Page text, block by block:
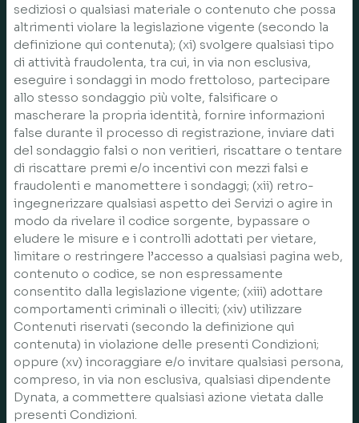
sediziosi o qualsiasi materiale o contenuto che possa
altrimenti violare la legislazione vigente (secondo la
definizione qui contenuta); (xi) svolgere qualsiasi tipo
di attività fraudolenta, tra cui, in via non esclusiva,
eseguire i sondaggi in modo frettoloso, partecipare
allo stesso sondaggio più volte, falsificare o
mascherare la propria identità, fornire informazioni
false durante il processo di registrazione, inviare dati
del sondaggio falsi o non veritieri, riscattare o tentare
di riscattare premi e/o incentivi con mezzi falsi e
fraudolenti e manomettere i sondaggi; (xii) retro-
ingegnerizzare qualsiasi aspetto dei Servizi o agire in
modo da rivelare il codice sorgente, bypassare o
eludere le misure e i controlli adottati per vietare,
limitare o restringere l’accesso a qualsiasi pagina web,
contenuto o codice, se non espressamente
consentito dalla legislazione vigente; (xiii) adottare
comportamenti criminali o illeciti; (xiv) utilizzare
Contenuti riservati (secondo la definizione qui
contenuta) in violazione delle presenti Condizioni;
oppure (xv) incoraggiare e/o invitare qualsiasi persona,
compreso, in via non esclusiva, qualsiasi dipendente
Dynata, a commettere qualsiasi azione vietata dalle
presenti Condizioni.